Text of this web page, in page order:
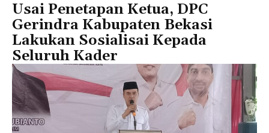
Usai Penetapan Ketua, DPC
Gerindra Kabupaten Bekasi
Lakukan Sosialisai Kepada
Seluruh Kader